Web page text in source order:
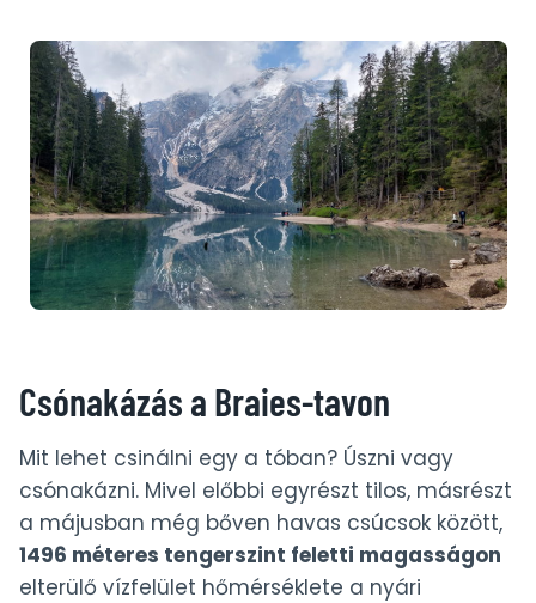
Csónakázás a Braies-tavon
Mit lehet csinálni egy a tóban? Úszni vagy
csónakázni. Mivel előbbi egyrészt tilos, másrészt
a májusban még bőven havas csúcsok között,
1496 méteres tengerszint feletti magasságon
elterülő vízfelület hőmérséklete a nyári